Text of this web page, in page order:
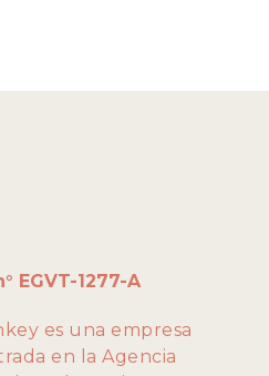
EGVT-1277-A
es una empresa
en laAgencia